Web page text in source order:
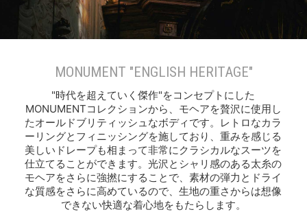
MONUMENT "ENGLISH HERITAGE"
"時代を超えていく傑作"をコンセプトにした
MONUMENTコレクションから、モヘアを贅沢に使用し
たオールドブリティッシュなボディです。レトロなカラ
ーリングとフィニッシングを施しており、重みを感じる
美しいドレープも相まって非常にクラシカルなスーツを
仕立てることができます。光沢とシャリ感のある太糸の
モヘアをさらに強撚にすることで、素材の弾力とドライ
な質感をさらに高めているので、生地の重さからは想像
できない快適な着心地をもたらします。